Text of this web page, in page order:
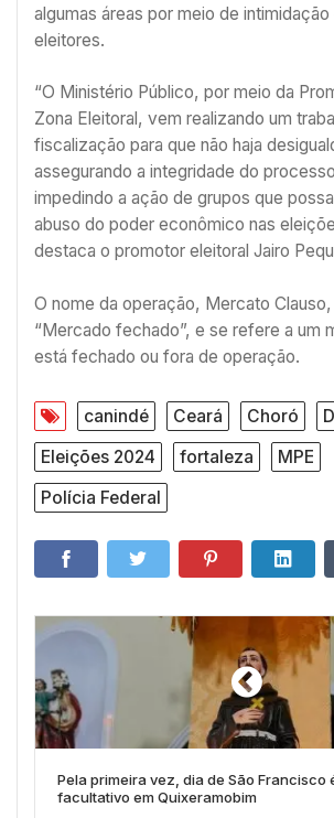
algumas áreas por meio de
eleitores.
“O Ministério Público, por meio da
Zona Eleitoral, vem realizando um
fiscalização para que não haja
assegurando a integridade do
impedindo a ação de grupos que
abuso do poder econômico nas
destaca o promotor eleitoral Jairo
O nome da operação, Mercato
“Mercado fechado”, e se refere a um
está fechado ou fora de operação.
canindé Ceará Choró
Eleições 2024
fortaleza
MPE
Polícia Federal
Pela primeira vez, dia de São Francisco
facultativo em Quixeramobim